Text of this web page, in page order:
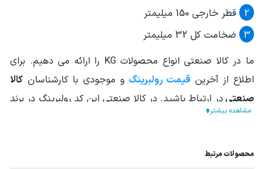
قطر خارجی 150 میلیمتر
ضخامت کل 32 میلیمتر
ما در کالا صنعتی انواع محصولات KG را ارائه می دهیم. برای
اطلاع از آخرین قیمت رولبرینگ و موجودی با کارشناسان کالا
صنعتی در ارتباط باشید. در کالا صنعتی این کد رولبرینگ در برند
محصولات مرتبط